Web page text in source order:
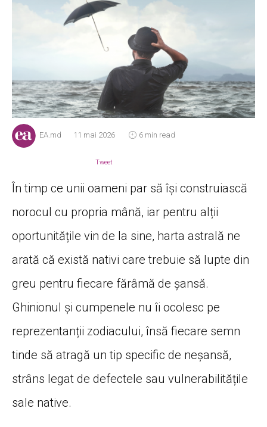
EA.md 11 mai 2026 6 min read
Tweet
În timp ce unii oameni par să își construiască
norocul cu propria mână, iar pentru alții
oportunitățile vin de la sine, harta astrală ne
arată că există nativi care trebuie să lupte din
greu pentru fiecare fărâmă de șansă.
Ghinionul și cumpenele nu îi ocolesc pe
reprezentanții zodiacului, însă fiecare semn
tinde să atragă un tip specific de neșansă,
strâns legat de defectele sau vulnerabilitățile
sale native.